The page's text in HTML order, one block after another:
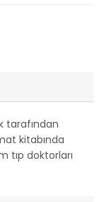
tarafından
kitabında
tıp doktorları